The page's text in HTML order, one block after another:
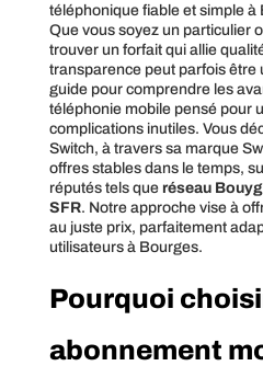
téléphonique fiable et simple à
Que vous soyez un particulier
trouver un forfait qui allie
transparence peut parfois être
guide pour comprendre les
téléphonie mobile pensé pour
complications inutiles. Vous
Switch, à travers sa marque
offres stables dans le temps,
réputés tels que réseau
SFR. Notre approche vise à
au juste prix, parfaitement
utilisateurs à Bourges.
Pourquoi
abonnement